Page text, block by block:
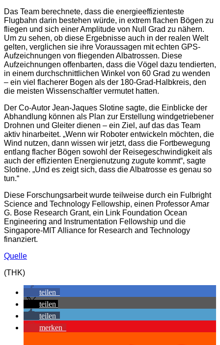
Das Team berechnete, dass die energieeffizienteste
Flugbahn darin bestehen würde, in extrem flachen Bögen zu
fliegen und sich einer Amplitude von Null Grad zu nähern.
Um zu sehen, ob diese Ergebnisse auch in der realen Welt
gelten, verglichen sie ihre Voraussagen mit echten GPS-
Aufzeichnungen von fliegenden Albatrossen. Diese
Aufzeichnungen offenbarten, dass die Vögel dazu tendierten,
in einem durchschnittlichen Winkel von 60 Grad zu wenden
– ein viel flacherer Bogen als der 180-Grad-Halbkreis, den
die meisten Wissenschaftler vermutet hatten.
Der Co-Autor Jean-Jaques Slotine sagte, die Einblicke der
Abhandlung können als Plan zur Erstellung windgetriebener
Drohnen und Gleiter dienen – ein Ziel, auf das das Team
aktiv hinarbeitet. „Wenn wir Roboter entwickeln möchten, die
Wind nutzen, dann wissen wir jetzt, dass die Fortbewegung
entlang flacher Bögen sowohl der Reisegeschwindigkeit als
auch der effizienten Energienutzung zugute kommt“, sagte
Slotine. „Und es zeigt sich, dass die Albatrosse es genau so
tun.“
Diese Forschungsarbeit wurde teilweise durch ein Fulbright
Science and Technology Fellowship, einen Professor Amar
G. Bose Research Grant, ein Link Foundation Ocean
Engineering and Instrumentation Fellowship und die
Singapore-MIT Alliance for Research and Technology
finanziert.
Quelle
(THK)
teilen
teilen
teilen
merken